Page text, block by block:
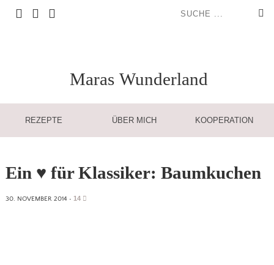
Maras Wunderland
REZEPTE ÜBER MICH KOOPERATION
Ein ♥ für Klassiker: Baumkuchen
30. NOVEMBER 2014 • 14